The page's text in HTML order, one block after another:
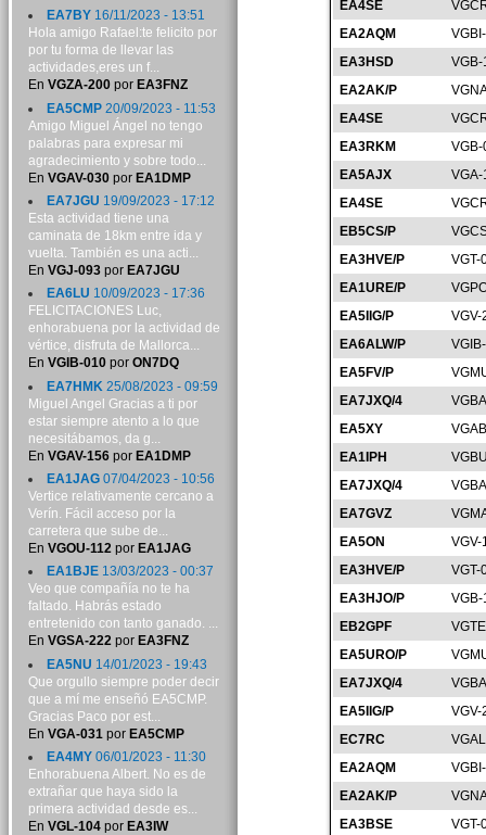
EA4SE
EA2AQM
EA3HSD
VGB-
EA2AK/P
EA4SE
EA3RKM
EA5AJX
EA4SE
EB5CS/P
EA3HVE/P
VGT-
EA1URE/P
EA5IIG/P
VGV-
EA6ALW/P
EA5FV/P
EA7JXQ/4
EA5XY
EA1IPH
EA7JXQ/4
EA7GVZ
EA5ON
VGV-
EA3HVE/P
VGT-
EA3HJO/P
EB2GPF
EA5URO/P
EA7JXQ/4
EA5IIG/P
VGV-
EC7RC
EA2AQM
EA2AK/P
EA3BSE
VGT-
EA7BY16/11/2023 - 13:51
Hola amigo Rafael:te felicito por
por tu forma de llevar las
actividades,eres un f...
En VGZA-200por EA3FNZ
EA5CMP20/09/2023 - 11:53
Amigo Miguel Ángel no tengo
palabras para expresar mi
agradecimiento y sobre todo...
En VGAV-030por EA1DMP
EA7JGU 19/09/2023 - 17:12
Esta actividad tiene una
caminata de 18km entre ida y
vuelta. También es una acti...
En VGJ-093por EA7JGU
EA6LU 10/09/2023 - 17:36
FELICITACIONES Luc,
enhorabuena por la actividad de
vértice, disfruta de Mallorca...
En VGIB-010por ON7DQ
EA7HMK 25/08/2023 - 09:59
Miguel Angel Gracias a ti por
estar siempre atento a lo que
necesitábamos, da g...
En VGAV-156por EA1DMP
EA1JAG07/04/2023 - 10:56
Vertice relativamente cercano a
Verín. Fácil acceso por la
carretera que sube de...
En VGOU-112por EA1JAG
EA1BJE13/03/2023 - 00:37
Veo que compañía no te ha
faltado. Habrás estado
entretenido con tanto ganado. ...
En VGSA-222por EA3FNZ
EA5NU 14/01/2023 - 19:43
Que orgullo siempre poder decir
que a mí me enseñó EA5CMP.
Gracias Paco por est...
En VGA-031 por EA5CMP
EA4MY06/01/2023 - 11:30
Enhorabuena Albert. No es de
extrañar que haya sido la
primera actividad desde es...
En VGL-104por EA3IW